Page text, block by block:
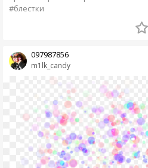
#блестки
m1lk_candy
097987856